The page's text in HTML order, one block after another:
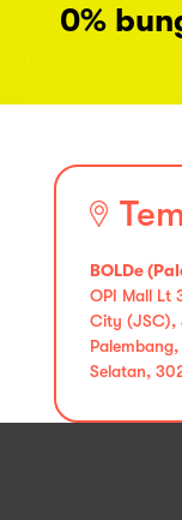
0%
BOLDe
OPI Mall Lt
City (JSC),
Selatan,